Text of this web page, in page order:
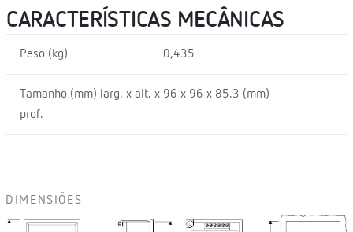
CARACTERÍSTICAS MECÂNICAS
Peso (kg) 0,435
Tamanho (mm) larg. x alt. x
prof.
96 x 96 x 85.3 (mm)
DIMENSIÕES